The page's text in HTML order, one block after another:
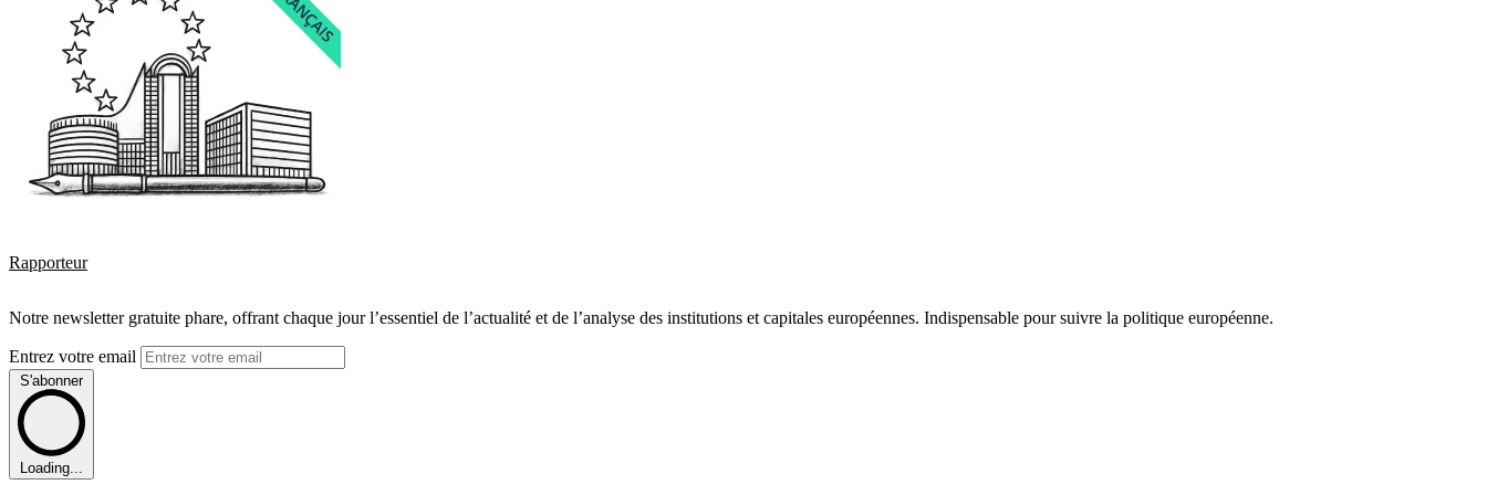
Rapporteur
Notre newsletter gratuite phare, offrant chaque jour l’essentiel de l’actualité et de l’analyse des institutions et capitales européennes. Indispensable pour suivre la politique européenne.
Entrez votre email
S'abonner
Loading...